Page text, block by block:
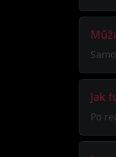
Jak
Po